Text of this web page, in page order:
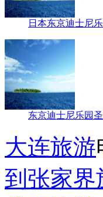
日本东京迪士尼
东京迪士尼乐园
大连旅游
到张家界